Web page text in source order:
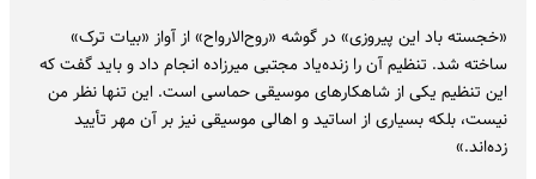
«خجسته باد این پیروزی» در گوشه «روح‌الارواح» از آواز «بیات ترک»
ساخته شد. تنظیم آن را زنده‌یاد مجتبی میرزاده انجام داد و باید گفت که
این تنظیم یکی از شاهکارهای موسیقی حماسی است. این تنها نظر من
نیست، بلکه بسیاری از اساتید و اهالی موسیقی نیز بر آن مهر تأیید
زده‌اند.»